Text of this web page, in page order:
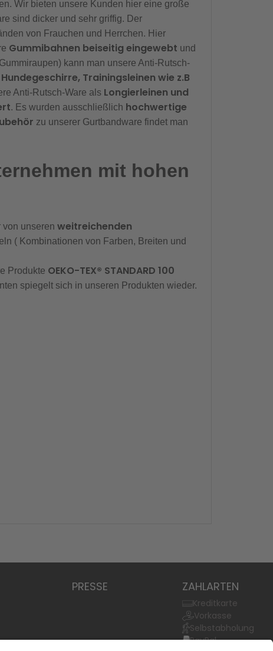
Wir bieten unsere Kunden hier eine große
sind dicker und sehr griffig. Der
von Frauchen und Herrchen. Hier
Gummibahnen beiseitig eingewebt und
kann man unsere Anti-Rutsch-
Trainingsleinen wie z.B
Anti-Rutsch-Ware als Longierleinen und
. Es wurden ausschließlich hochwertige
zu unserer Gurtbandware findet man
mit hohen
von unserenweitreichenden
( Kombinationen von Farben, Breiten und
Produkte OEKO-TEX® STANDARD 100
spiegelt sich in unseren Produkten wieder.
PRESSE ZAHLARTEN
Kreditkarte
Vorkasse
Selbstabholung
PayPal